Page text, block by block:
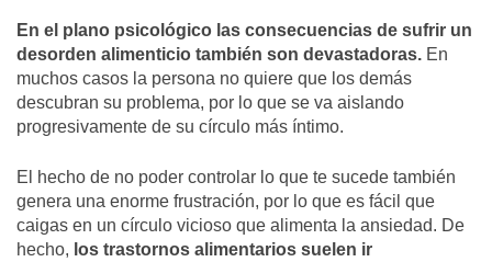
En el plano psicológico las consecuencias de sufrir un
desorden alimenticio también son devastadoras. En
muchos casos la persona no quiere que los demás
descubran su problema, por lo que se va aislando
progresivamente de su círculo más íntimo.
El hecho de no poder controlar lo que te sucede también
genera una enorme frustración, por lo que es fácil que
caigas en un círculo vicioso que alimenta la ansiedad. De
hecho, los trastornos alimentarios suelen ir